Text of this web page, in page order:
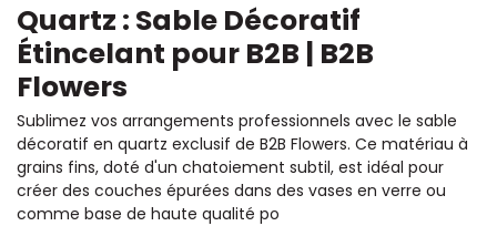
Quartz : Sable Décoratif
Étincelant pour B2B | B2B
Flowers
Sublimez vos arrangements professionnels avec le sable
décoratif en quartz exclusif de B2B Flowers. Ce matériau à
grains fins, doté d'un chatoiement subtil, est idéal pour
créer des couches épurées dans des vases en verre ou
comme base de haute qualité po